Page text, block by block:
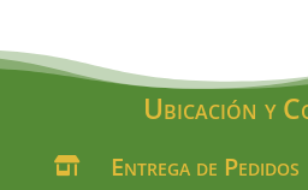
Ubicación y
 Entrega de Pedidos